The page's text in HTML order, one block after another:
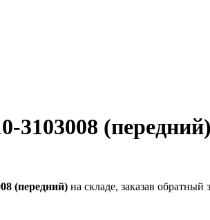
3103008 (передний)
(передний) на складе, заказав